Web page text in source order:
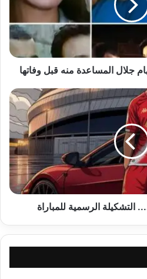
جلال المساعدة منه قبل وفاتها
التشكيلة الرسمية للمباراة